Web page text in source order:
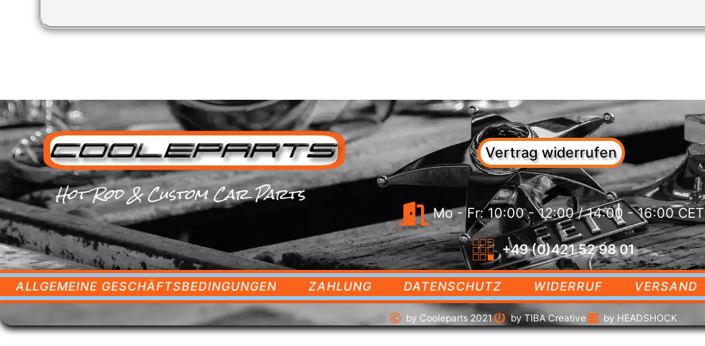
Hot Rod & Custom Car Parts
Vertrag widerrufen
Mo - Fr: 10:00 - 12:00 / 14:00 - 16:00 CET
+49 (0)421 52 98 01
ALLGEMEINE GESCHÄFTSBEDINGUNGEN ZAHLUNG DATENSCHUTZ WIDERRUF VERSAND
by Cooleparts 2021 by TIBA Creative by HEADSHOCK